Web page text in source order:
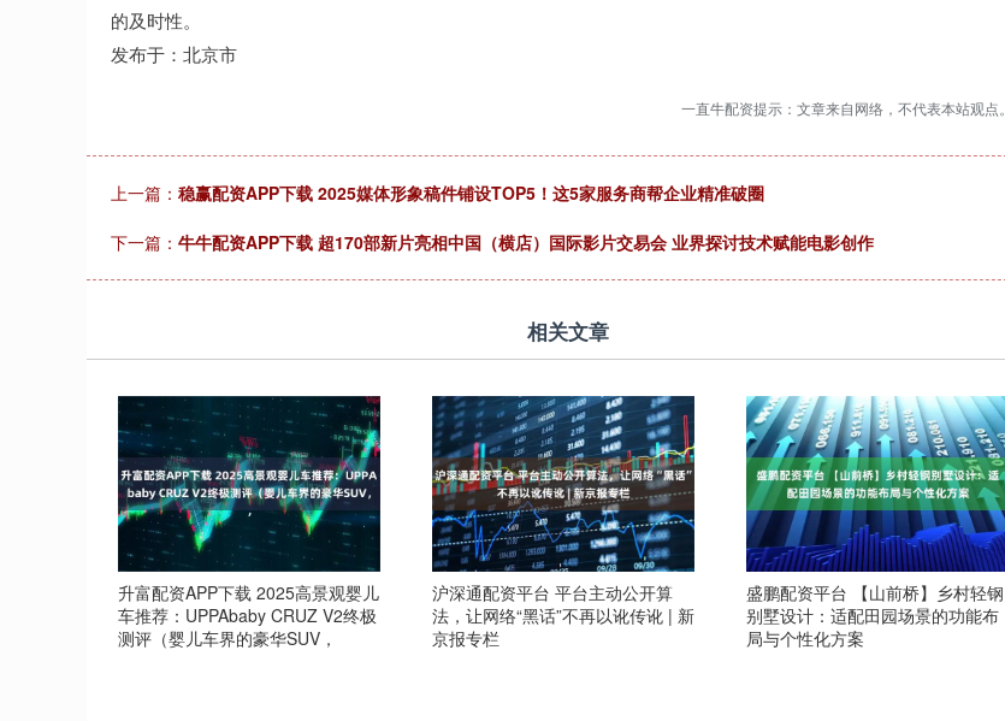
的及时性。
发布于：北京市
一直牛配资提示：文章来自网络，不代表本站观点。
上一篇： 稳赢配资APP下载 2025媒体形象稿件铺设TOP5！这5家服务商帮企业精准破圈
下一篇： 牛牛配资APP下载 超170部新片亮相中国（横店）国际影片交易会 业界探讨技术赋能电影创作
相关文章
升富配资APP下载 2025高景观婴儿
车推荐：UPPAbaby CRUZ V2终极
测评（婴儿车界的豪华SUV，
沪深通配资平台 平台主动公开算
法，让网络“黑话”不再以讹传讹 | 新
京报专栏
盛鹏配资平台 【山前桥】乡村轻钢
别墅设计：适配田园场景的功能布
局与个性化方案